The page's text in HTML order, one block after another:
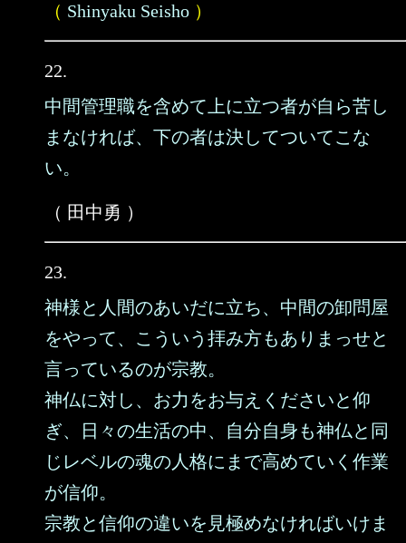
（ Shinyaku Seisho ）
22.
中間管理職を含めて上に立つ者が自ら苦し
まなければ、下の者は決してついてこな
い。
（ 田中勇 ）
23.
神様と人間のあいだに立ち、中間の卸問屋
をやって、こういう拝み方もありまっせと
言っているのが宗教。
神仏に対し、お力をお与えくださいと仰
ぎ、日々の生活の中、自分自身も神仏と同
じレベルの魂の人格にまで高めていく作業
が信仰。
宗教と信仰の違いを見極めなければいけま